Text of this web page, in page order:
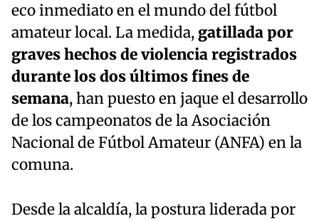
eco inmediato en el mundo del fútbol
amateur local. La medida, gatillada por
graves hechos de violencia registrados
durante los dos últimos fines de
semana, han puesto en jaque el desarrollo
de los campeonatos de la Asociación
Nacional de Fútbol Amateur (ANFA) en la
comuna.
Desde la alcaldía, la postura liderada por